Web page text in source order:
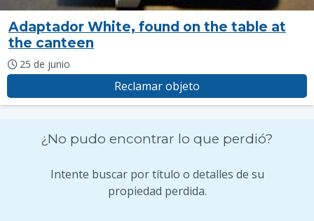
Adaptador White, found on the table at
the canteen
25 de junio
Reclamar objeto
¿No pudo encontrar lo que perdió?
Intente buscar por título o detalles de su
propiedad perdida.